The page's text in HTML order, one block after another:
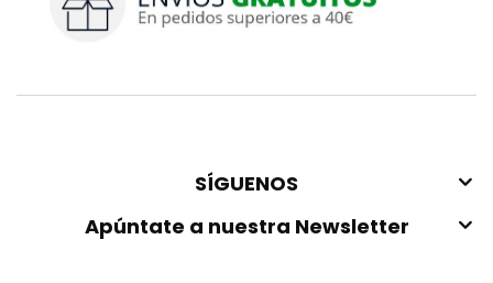
SÍGUENOS
Apúntate a nuestra Newsletter